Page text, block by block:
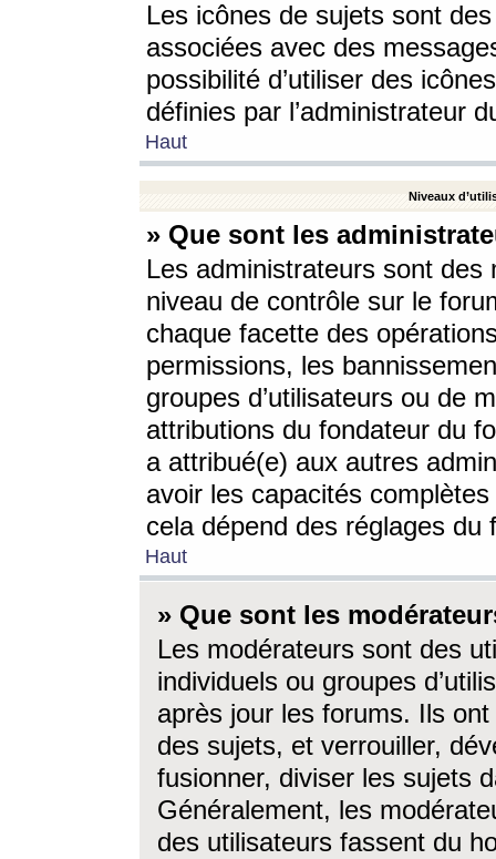
Les icônes de sujets sont
associées avec des
possibilité d’utiliser des
définies par l’administrateur
Haut
Niveaux
» Que sont les
Les administrateurs sont
niveau de contrôle sur le
chaque facette des
permissions, les
groupes d’utilisateurs ou de
attributions du fondateur du
a attribué(e) aux autres
avoir les capacités
cela dépend des réglages du
Haut
» Que sont les
Les modérateurs sont des
individuels ou groupes
après jour les forums. Ils ont
des sujets, et verrouiller,
fusionner, diviser les sujets
Généralement, les
des utilisateurs fassent du